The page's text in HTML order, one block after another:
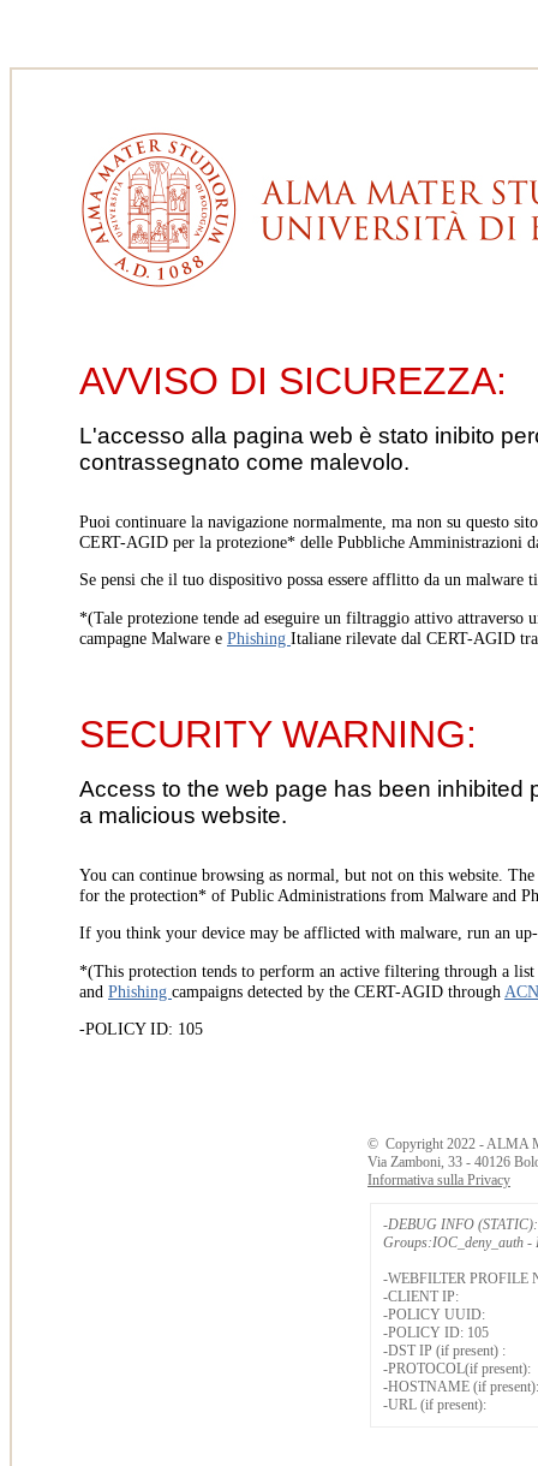
AVVISO DI SICUREZZA:
L'accesso alla pagina web è stato inibito
contrassegnato come malevolo.
Puoi continuare la navigazione normalmente, ma non su questo
CERT-AGID per la protezione* delle Pubbliche Amministrazioni
Se pensi che il tuo dispositivo possa essere afflitto da un
*(Tale protezione tende ad eseguire un filtraggio attivo
campagne Malware e Phishing Italiane rilevate dal CERT-AGID
SECURITY WARNING:
Access to the web page has been
a malicious website.
You can continue browsing as normal, but not on this website.
for the protection* of Public Administrations from Malware and
If you think your device may be afflicted with malware, run an
*(This protection tends to perform an active filtering through a
and Phishing campaigns detected by the CERT-AGID through
-POLICY ID: 105
© Copyright 2022 - ALMA
Via Zamboni, 33 - 40126
Informativa sulla Privacy
-DEBUG INFO (STATIC):
Groups:IOC_deny_auth -
-WEBFILTER PROFILE
-CLIENT IP:
-POLICY UUID:
-POLICY ID: 105
-DST IP (if present) :
-PROTOCOL(if present):
-HOSTNAME (if present):
-URL (if present):